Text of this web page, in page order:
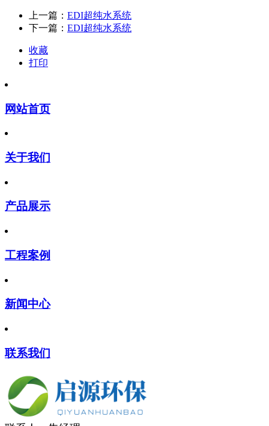
上一篇： EDI超纯水系统
下一篇： EDI超纯水系统
收藏
打印
网站首页
关于我们
产品展示
工程案例
新闻中心
联系我们